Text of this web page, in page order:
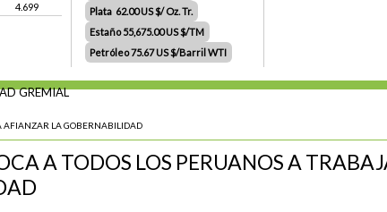
4.699
Plata 62.00 US $/ Oz. Tr.
Estaño 55,675.00 US $/TM
Petróleo 75.67 US $/Barril WTI
GREMIAL
AFIANZAR LA GOBERNABILIDAD
A TODOS LOS PERUANOS A